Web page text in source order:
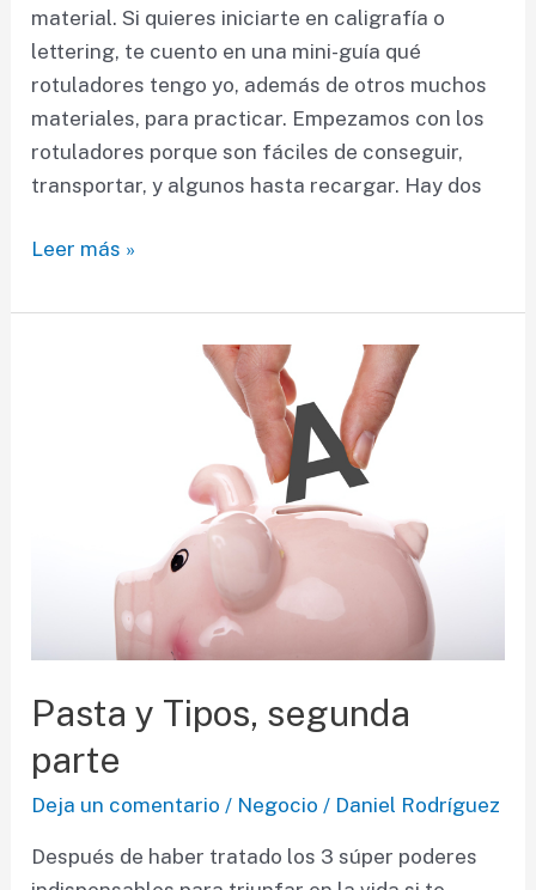
material. Si quieres iniciarte en caligrafía o
lettering, te cuento en una mini-guía qué
rotuladores tengo yo, además de otros muchos
materiales, para practicar. Empezamos con los
rotuladores porque son fáciles de conseguir,
transportar, y algunos hasta recargar. Hay dos
Rotuladores
&
Leer más »
Pasta y Tipos, segunda
parte
Deja un comentario / Negocio / Daniel Rodríguez
Después de haber tratado los 3 súper poderes